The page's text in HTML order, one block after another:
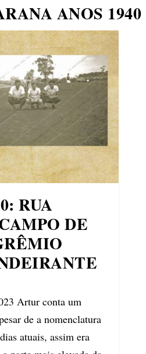
ANOS 1940
RUA
DE
Artur conta um
de a nomenclatura
atuais, assim era